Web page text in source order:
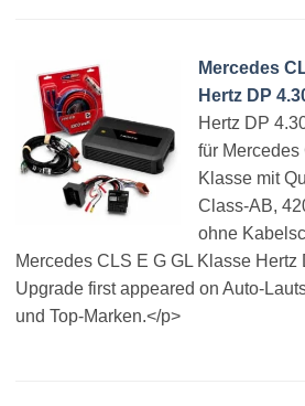
Mercedes
Hertz DP
Hertz DP
für Mercedes
Klasse mit
Class-AB,
ohne
Mercedes CLS E G GL Klasse Hertz
Upgrade first appeared on Auto-
und Top-Marken.</p>